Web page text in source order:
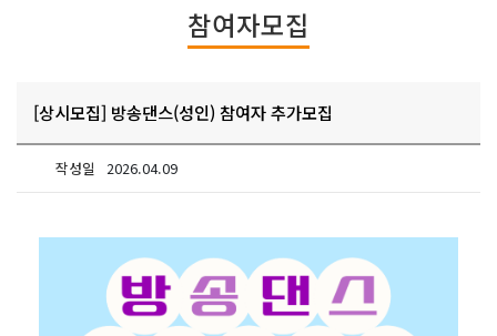
참여자모집
[상시모집] 방송댄스(성인) 참여자 추가모집
작성일 2026.04.09